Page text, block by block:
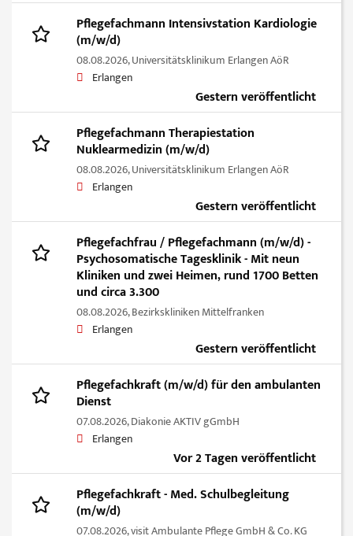
Pflegefachmann Intensivstation Kardiologie
(m/w/d)
08.08.2026,Universitätsklinikum Erlangen AöR
Erlangen
Gestern veröffentlicht
Pflegefachmann Therapiestation
Nuklearmedizin (m/w/d)
08.08.2026,Universitätsklinikum Erlangen AöR
Erlangen
Gestern veröffentlicht
Pflegefachfrau / Pflegefachmann (m/w/d) -
Psychosomatische Tagesklinik - Mit neun
Kliniken und zwei Heimen, rund 1700 Betten
und circa 3.300
08.08.2026,Bezirkskliniken Mittelfranken
Erlangen
Gestern veröffentlicht
Pflegefachkraft (m/w/d) für den ambulanten
Dienst
07.08.2026,Diakonie AKTIV gGmbH
Erlangen
Vor 2 Tagen veröffentlicht
Pflegefachkraft - Med. Schulbegleitung
(m/w/d)
07.08.2026,visit Ambulante Pflege GmbH & Co. KG